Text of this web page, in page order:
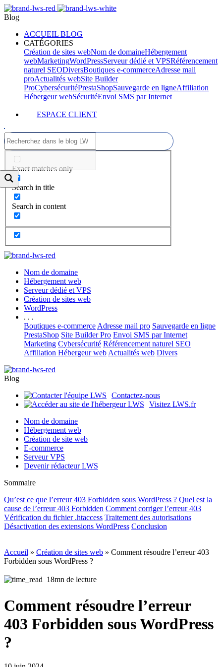
Blog
ACCUEIL BLOG
CATÉGORIES
Création de sites webNom de domaineHébergement
webMarketingWordPressServeur dédié et VPSRéférencement
naturel SEODiversBoutiques e-commerceAdresse mail
proActualités webSite Builder
ProCybersécuritéPrestaShopSauvegarde en ligneAffiliation
Hébergeur webSécuritéEnvoi SMS par Internet
ESPACE CLIENT
Exact matches only
Search in title
Search in content
Nom de domaine
Hébergement web
Serveur dédié et VPS
Création de sites web
WordPress
. . .
Boutiques e-commerce Adresse mail pro Sauvegarde en ligne
PrestaShop Site Builder Pro Envoi SMS par Internet
Marketing Cybersécurité Référencement naturel SEO
Affiliation Hébergeur web Actualités web Divers
Blog
Contactez-nous
Visitez LWS.fr
Nom de domaine
Hébergement web
Création de site web
E-commerce
Serveur VPS
Devenir rédacteur LWS
Sommaire
Qu’est ce que l’erreur 403 Forbidden sous WordPress ? Quel est la
cause de l’erreur 403 Forbidden Comment corriger l’erreur 403
Vérification du fichier .htaccess Traitement des autorisations
Désactivation des extensions WordPress Conclusion
Accueil » Création de sites web » Comment résoudre l’erreur 403
Forbidden sous WordPress ?
18mn de lecture
Comment résoudre l’erreur
403 Forbidden sous WordPress
?